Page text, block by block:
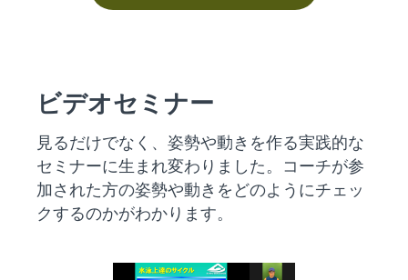
ビデオセミナー
見るだけでなく、姿勢や動きを作る実践的な
セミナーに生まれ変わりました。コーチが参
加された方の姿勢や動きをどのようにチェッ
クするのかがわかります。